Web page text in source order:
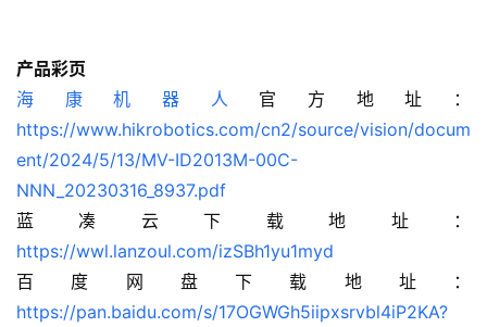
产品彩页
海康机器人 官方地址：
https://www.hikrobotics.com/cn2/source/vision/docum
ent/2024/5/13/MV-ID2013M-00C-
NNN_20230316_8937.pdf
蓝凑云下载地址：
https://wwl.lanzoul.com/izSBh1yu1myd
百度网盘下载地址：
https://pan.baidu.com/s/17OGWGh5iipxsrvbl4iP2KA?